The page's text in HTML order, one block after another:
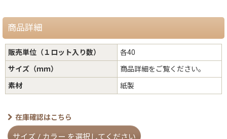
商品詳細
販売単位（１ロット入り数） 各40
サイズ（ｍｍ） 商品詳細をご覧ください。
素材 紙製
在庫確認はこちら
サイズ / カラー を選択してください